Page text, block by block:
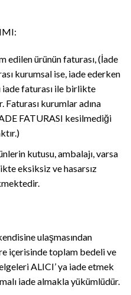
edilen ürünün faturası, (İade
kurumsal ise, iade ederken
faturası ile birlikte
kurumlar adına
FATURASI kesilmediği
kutusu, ambalajı, varsa
eksiksiz ve hasarsız
ulaşmasından
içerisinde toplam bedeli ve
ALICI’ ya iade etmek
iade almakla yükümlüdür.